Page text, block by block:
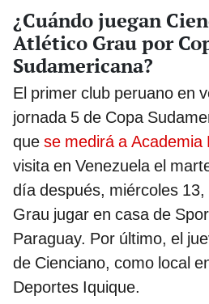
¿Cuándo juegan
Atlético Grau por
Sudamericana?
El primer club peruano en
jornada 5 de Copa
que se medirá a Academia
visita en Venezuela el
día después, miércoles
Grau jugar en casa de
Paraguay. Por último, el
de Cienciano, como local
Deportes Iquique.